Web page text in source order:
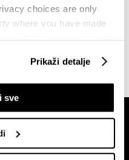
choices are only
where you have made
withdraw your consent
to:
your geographical
scanning it for
Prikaži detalje
sve